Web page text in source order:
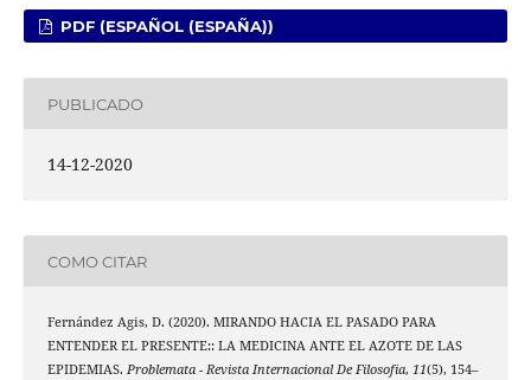
PDF (ESPAÑOL (ESPAÑA))
PUBLICADO
14-12-2020
COMO CITAR
Fernández Agis, D. (2020). MIRANDO HACIA EL PASADO PARA
ENTENDER EL PRESENTE:: LA MEDICINA ANTE EL AZOTE DE LAS
EPIDEMIAS. Problemata - Revista Internacional De Filosofia, 11(5), 154–